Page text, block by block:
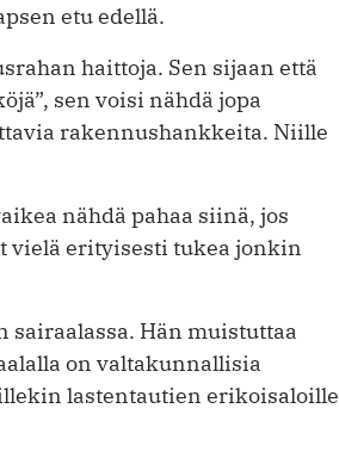
etu edellä.
haittoja. Sen sijaan että
sen voisi nähdä jopa
rakennushankkeita. Niille
nähdä pahaa siinä, jos
vielä erityisesti tukea jonkin
sairaalassa. Hän muistuttaa
on valtakunnallisia
lastentautien erikoisaloille